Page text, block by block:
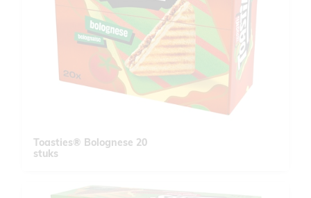
Toasties® Bolognese 20
stuks